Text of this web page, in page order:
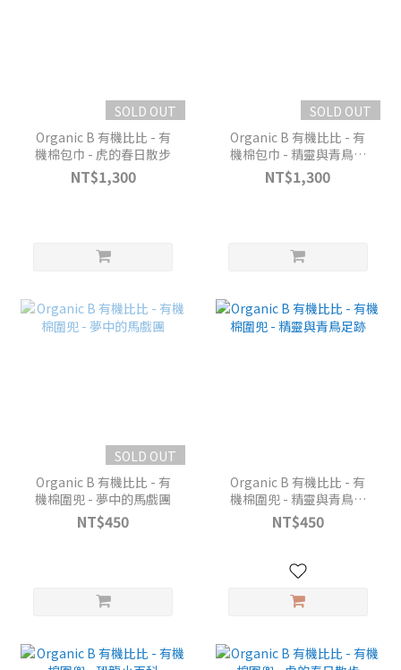
SOLD OUT
Organic B 有機比比 - 有
機棉包巾 - 虎的春日散步
NT$1,300
SOLD OUT
Organic B 有機比比 - 有
機棉包巾 - 精靈與青鳥足
跡
NT$1,300
SOLD OUT
Organic B 有機比比 - 有
機棉圍兜 - 夢中的馬戲團
NT$450
Organic B 有機比比 - 有
機棉圍兜 - 精靈與青鳥足
跡
NT$450